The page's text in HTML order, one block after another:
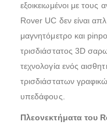
εξοικειωμένοι με τους
Rover UC δεν είναι
μαγνητόμετρο και
τρισδιάστατος 3D
τεχνολογία ενός
τρισδιάστατων
υπεδάφους.
Πλεονεκτήματα του